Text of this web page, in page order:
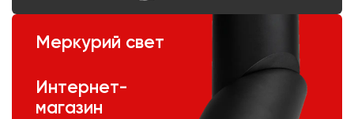
Меркурий свет
Интернет-
магазин